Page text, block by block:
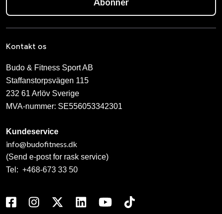
Kontakt os
Budo & Fitness Sport AB
Staffanstorpsvägen 115
232 61 Arlöv Sverige
MVA-nummer: SE556053342301
Kundeservice
info@budofitness.dk
(Send e-post for rask service)
Tel: +468-673 33 50